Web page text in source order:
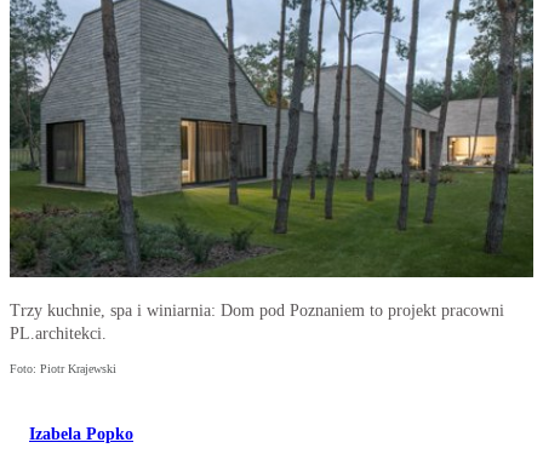
Trzy kuchnie, spa i winiarnia: Dom pod Poznaniem to projekt pracowni
PL.architekci.
Foto: Piotr Krajewski
Izabela Popko